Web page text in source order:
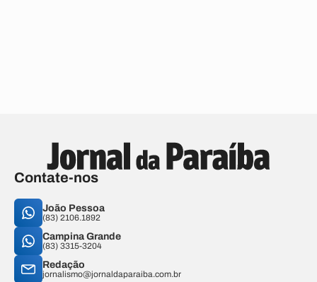
Contate-nos
João Pessoa
(83) 2106.1892
Campina Grande
(83) 3315-3204
Redação
jornalismo@jornaldaparaiba.com.br